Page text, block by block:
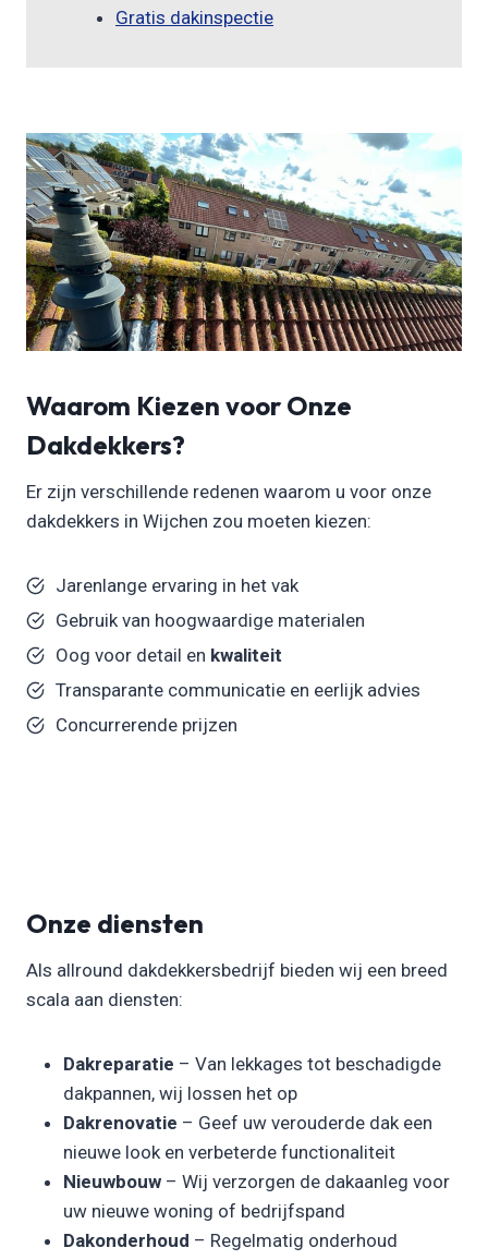
Gratis dakinspectie
Waarom Kiezen voor Onze
Dakdekkers?
Er zijn verschillende redenen waarom u voor onze
dakdekkers in Wijchen zou moeten kiezen:
Jarenlange ervaring in het vak
Gebruik van hoogwaardige materialen
Oog voor detail en kwaliteit
Transparante communicatie en eerlijk advies
Concurrerende prijzen
Onze diensten
Als allround dakdekkersbedrijf bieden wij een breed
scala aan diensten:
Dakreparatie – Van lekkages tot beschadigde
dakpannen, wij lossen het op
Dakrenovatie – Geef uw verouderde dak een
nieuwe look en verbeterde functionaliteit
Nieuwbouw – Wij verzorgen de dakaanleg voor
uw nieuwe woning of bedrijfspand
Dakonderhoud – Regelmatig onderhoud